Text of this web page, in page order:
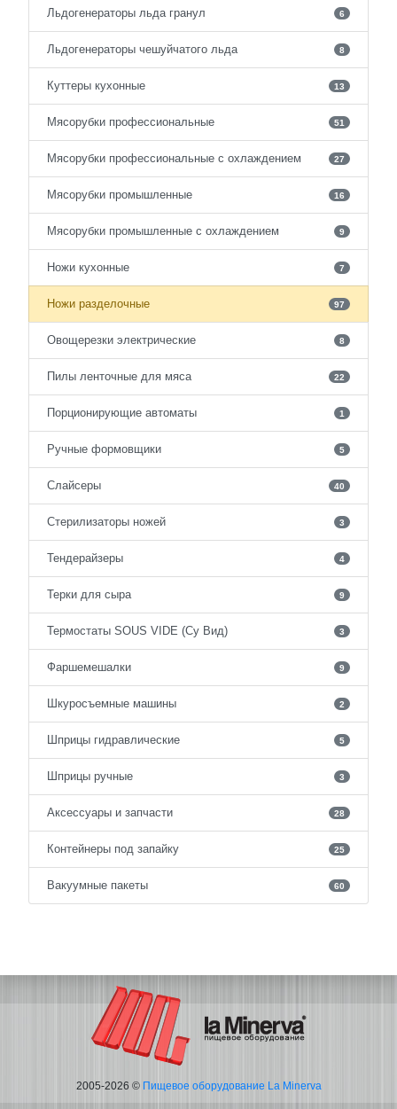
Льдогенераторы льда гранул 6
Льдогенераторы чешуйчатого льда 8
Куттеры кухонные 13
Мясорубки профессиональные 51
Мясорубки профессиональные с охлаждением 27
Мясорубки промышленные 16
Мясорубки промышленные с охлаждением 9
Ножи кухонные 7
Ножи разделочные 97
Овощерезки электрические 8
Пилы ленточные для мяса 22
Порционирующие автоматы 1
Ручные формовщики 5
Слайсеры 40
Стерилизаторы ножей 3
Тендерайзеры 4
Терки для сыра 9
Термостаты SOUS VIDE (Су Вид) 3
Фаршемешалки 9
Шкуросъемные машины 2
Шприцы гидравлические 5
Шприцы ручные 3
Аксессуары и запчасти 28
Контейнеры под запайку 25
Вакуумные пакеты 60
2005-2026 © Пищевое оборудование La Minerva